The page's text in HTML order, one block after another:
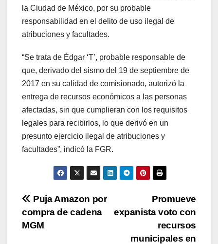
la Ciudad de México, por su probable
responsabilidad en el delito de uso ilegal de
atribuciones y facultades.
“Se trata de Édgar ‘T’, probable responsable de
que, derivado del sismo del 19 de septiembre de
2017 en su calidad de comisionado, autorizó la
entrega de recursos económicos a las personas
afectadas, sin que cumplieran con los requisitos
legales para recibirlos, lo que derivó en un
presunto ejercicio ilegal de atribuciones y
facultades”, indicó la FGR.
Navegación
de
Promueve
expanista voto con
recursos
municipales en
Puja Amazon por
compra de cadena
MGM